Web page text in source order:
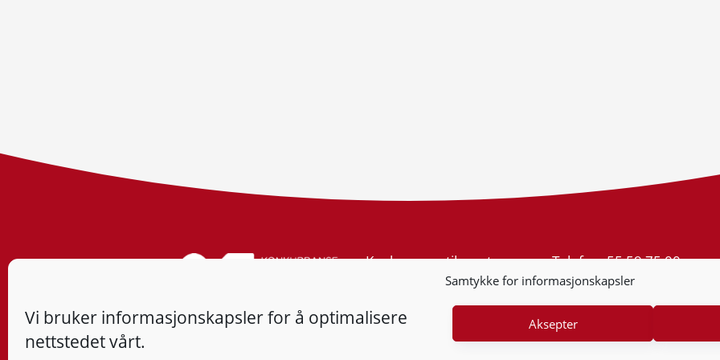
Samtykke for informasjonskapsler
Vi bruker informasjonskapsler for å optimalisere
nettstedet vårt.
Aksepter
Konkurransetilsynet
Postboks 439 Sentrum
Org.nr: 974 761 246
Telefon:55 59 75 00
E-post:post@kt.no
Nyhetsvarsel >>